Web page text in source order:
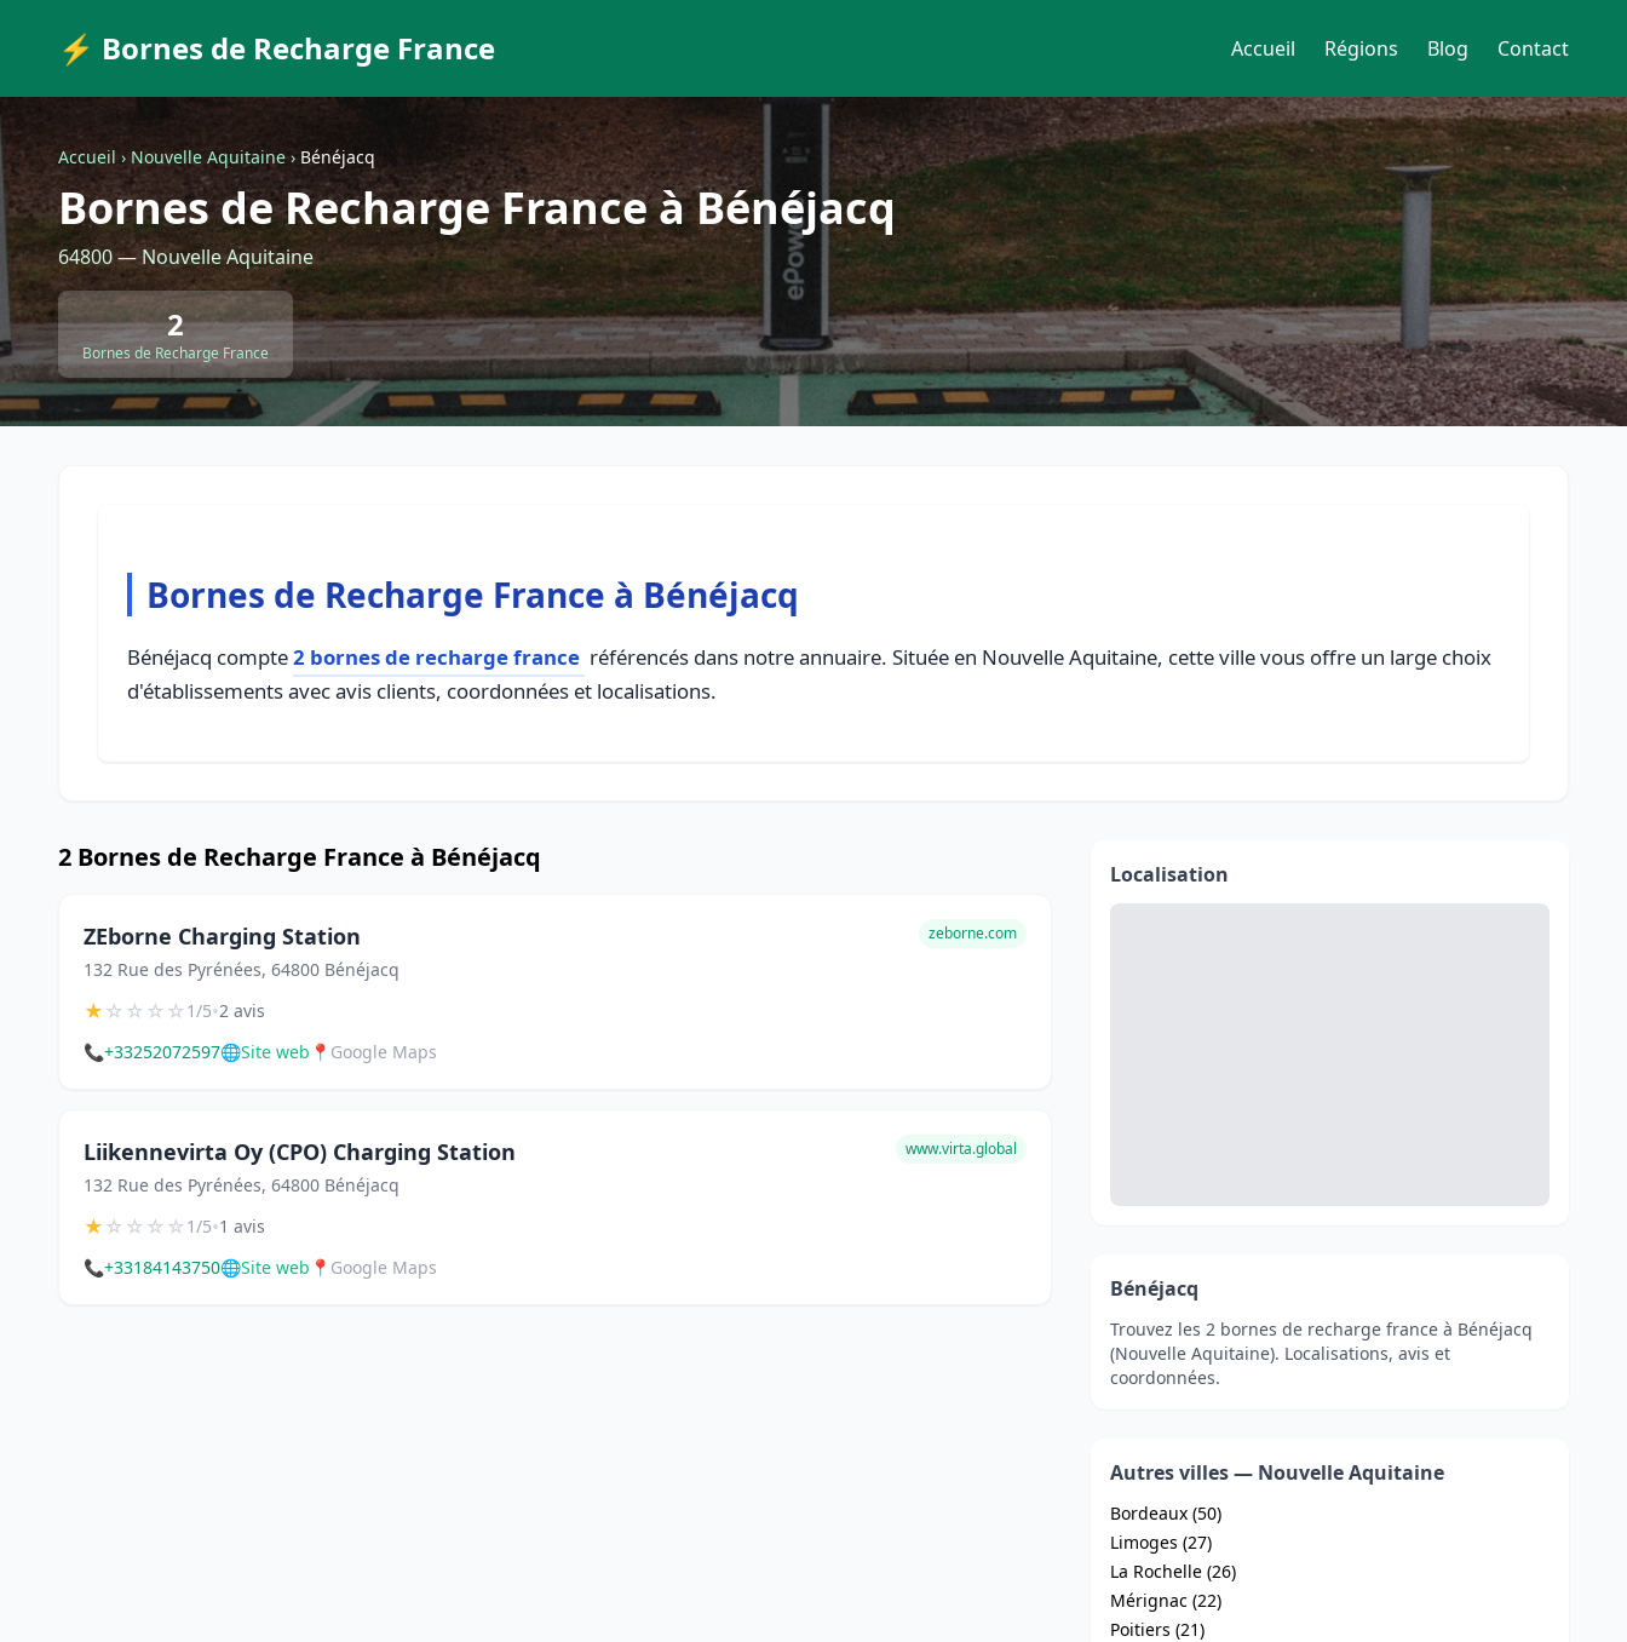
⚡ Bornes de Recharge France Accueil Régions Blog Contact
Accueil › Nouvelle Aquitaine › Bénéjacq
Bornes de Recharge France à Bénéjacq
64800 — Nouvelle Aquitaine
2
Bornes de Recharge France
Bornes de Recharge France à Bénéjacq
Bénéjacq compte2 bornes de recharge france référencés dans notre annuaire. Située en Nouvelle Aquitaine, cette ville vous offre un large choix
d'établissements avec avis clients, coordonnées et localisations.
2 Bornes de Recharge France à Bénéjacq
ZEborne Charging Station
132 Rue des Pyrénées, 64800 Bénéjacq
zeborne.com
★☆☆☆☆1/5•2 avis
📞+33252072597🌐Site web 📍 Google Maps
Liikennevirta Oy (CPO) Charging Station
132 Rue des Pyrénées, 64800 Bénéjacq
www.virta.global
★☆☆☆☆1/5•1 avis
📞+33184143750🌐Site web 📍 Google Maps
Localisation
Bénéjacq
Trouvez les 2 bornes de recharge france à Bénéjacq
(Nouvelle Aquitaine). Localisations, avis et
coordonnées.
Autres villes — Nouvelle Aquitaine
Bordeaux (50)
Limoges (27)
La Rochelle (26)
Mérignac (22)
Poitiers (21)